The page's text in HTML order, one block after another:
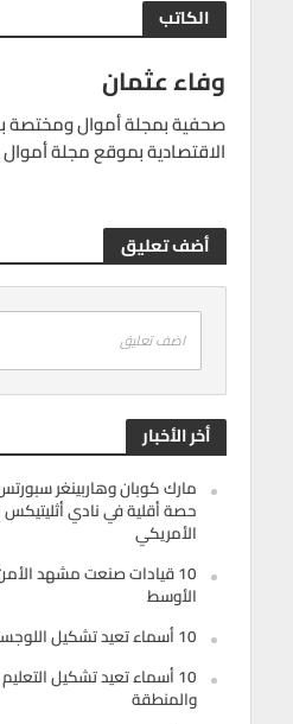
الكاتب
وفاء عثمان
صحفية بمجلة أموال ومختصة
الاقتصادية بموقع مجلة أموال
أضف تعليق
اضف تعليق
أخر الأخبار
مارك كوبان وهاربينغر
حصة أقلية في نادي أثليتيكس
الأمريكي
10 قيادات صنعت مشهد
الأوسط
10 أسماء تعيد تشكيل اللوجستيات الذكية في الخليج
10 أسماء تعيد تشكيل
والمنطقة